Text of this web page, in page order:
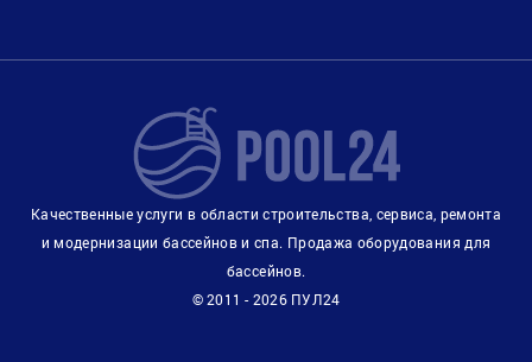
Качественные услуги в области строительства, сервиса, ремонта
и модернизации бассейнов и спа. Продажа оборудования для
бассейнов.
© 2011 - 2026 ПУЛ24